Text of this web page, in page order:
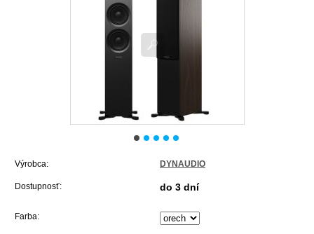
Výrobca: DYNAUDIO
Dostupnosť: do 3 dní
Farba: